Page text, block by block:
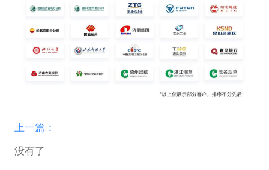
上一篇：
没有了